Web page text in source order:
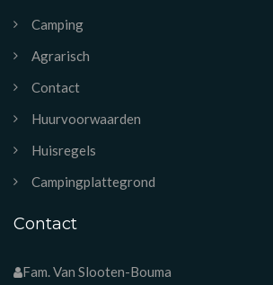
Camping
Agrarisch
Contact
Huurvoorwaarden
Huisregels
Campingplattegrond
Contact
Fam. Van Slooten-Bouma